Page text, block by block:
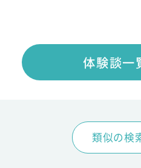
体験談一
類似の検